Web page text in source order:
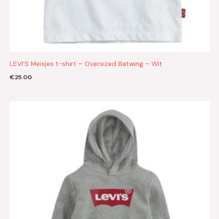
LEVI’S Meisjes t-shirt – Oversized Batwing – Wit
€25.00